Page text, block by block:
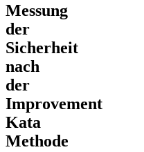
Messung
der
Sicherheit
nach
der
Improvement
Kata
Methode